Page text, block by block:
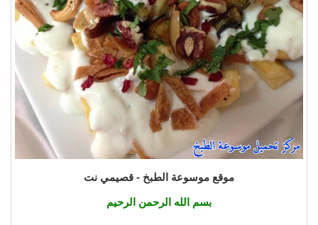
موقع موسوعة الطبخ - قصيمي نت
بسم الله الرحمن الرحيم